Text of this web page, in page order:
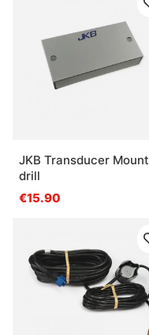
JKB Transducer Mount
drill
€15.90